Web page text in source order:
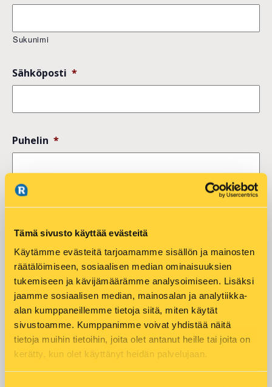
Tämä sivusto käyttää evästeitä
Käytämme evästeitä tarjoamamme sisällön ja mainosten
räätälöimiseen, sosiaalisen median ominaisuuksien
tukemiseen ja kävijämäärämme analysoimiseen. Lisäksi
jaamme sosiaalisen median, mainosalan ja analytiikka-
alan kumppaneillemme tietoja siitä, miten käytät
sivustoamme. Kumppanimme voivat yhdistää näitä
tietoja muihin tietoihin, joita olet antanut heille tai joita on
kerätty, kun olet käyttänyt heidän palvelujaan.
Sukunimi
Sähköposti *
Puhelin *
Add to calendar
DETAILS
Date:
30 kesäkuun
ORGANIZER
Asko Aaltonen